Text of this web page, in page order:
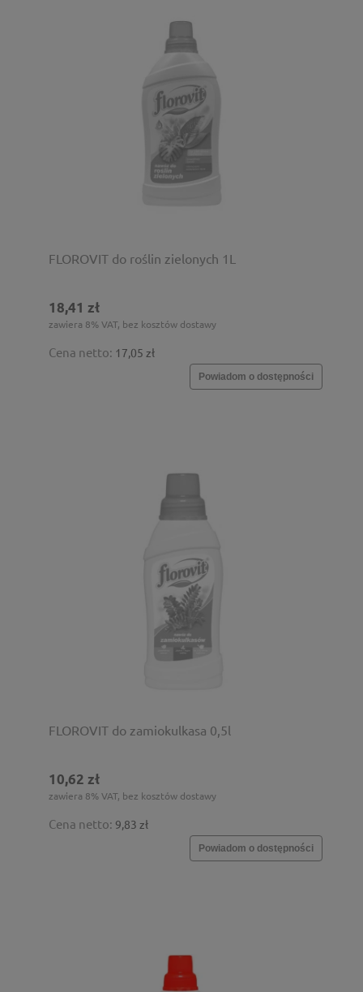
FLOROVIT do roślin zielonych 1L
18,41 zł
zawiera 8% VAT, bez kosztów dostawy
Cena netto: 17,05 zł
Powiadom o dostępności
FLOROVIT do zamiokulkasa 0,5l
10,62 zł
zawiera 8% VAT, bez kosztów dostawy
Cena netto: 9,83 zł
Powiadom o dostępności